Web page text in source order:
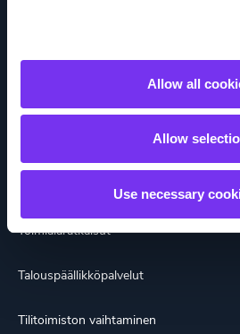
Allow all
Allow
Use necessary
Kattavat tilitoimistopalvelut
Toimialaratkaisut
Talouspäällikköpalvelut
Tilitoimiston vaihtaminen